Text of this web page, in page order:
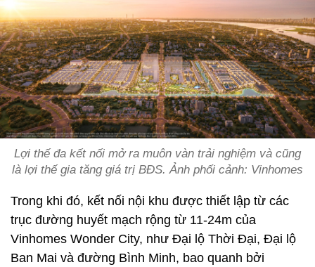
Lợi thế đa kết nối mở ra muôn vàn trải nghiệm và cũng
là lợi thế gia tăng giá trị BĐS. Ảnh phối cảnh: Vinhomes
Trong khi đó, kết nối nội khu được thiết lập từ các
trục đường huyết mạch rộng từ 11-24m của
Vinhomes Wonder City, như Đại lộ Thời Đại, Đại lộ
Ban Mai và đường Bình Minh, bao quanh bởi